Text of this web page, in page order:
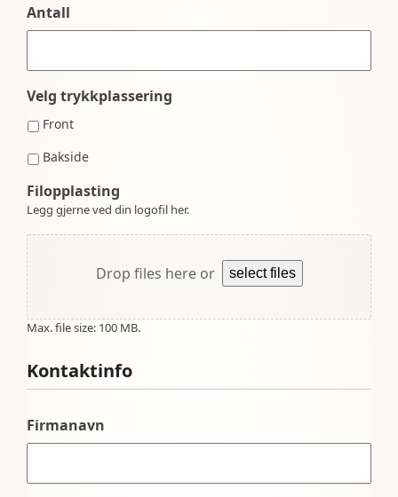
Antall
Velg trykkplassering
Front
Bakside
Filopplasting
Legg gjerne ved din logofil her.
Drop files here or select files
Max. file size: 100 MB.
Kontaktinfo
Firmanavn